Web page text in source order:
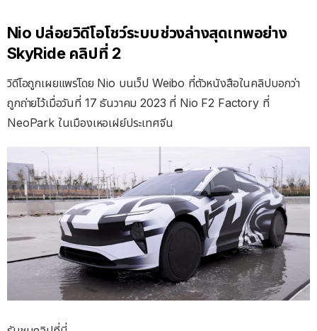
Nio ปล่อยวิดีโอโชว์ระบบช่วงล่างสุดเทพอย่าง
SkyRide คลิปที่ 2
วิดีโอถูกเผยแพร่โดย Nio บนเว็ป Weibo ที่ตัวหนังสือในคลิปบอกว่า
ถูกถ่ายไว้เมื่อวันที่ 17 ธันวาคม 2023 ที่ Nio F2 Factory ที่
NeoPark ในเมืองเหอเฝย์ประเทศจีน